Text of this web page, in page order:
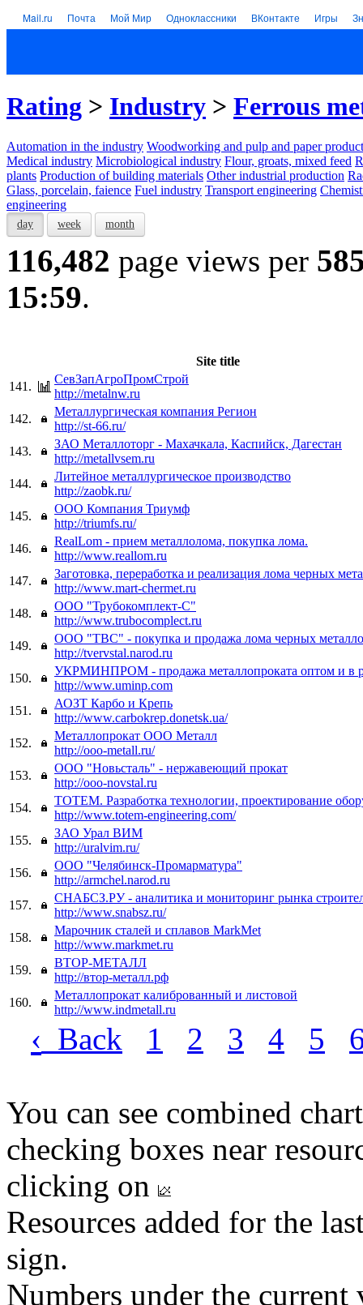
Mail.ru Почта Мой Мир Одноклассники ВКонтакте Игры
Rating > Industry > Ferrous
Automation in the industry Woodworking and pulp and paper
Medical industry Microbiological industry Flour, groats, mixed feed
plants Production of building materials Other industrial production
Glass, porcelain, faience Fuel industry Transport engineering
engineering
day week month
116,482 page views per
15:59.
Site title
141.
СевЗапАгроПромСтрой
http://metalnw.ru
142.
Металлургическая компания Регион
http://st-66.ru/
143.
ЗАО Металлоторг - Махачкала, Каспийск, Дагестан
http://metallvsem.ru
144.
Литейное металлургическое производство
http://zaobk.ru/
145.
ООО Компания Триумф
http://triumfs.ru/
146.
RealLom - прием металлолома, покупка лома.
http://www.reallom.ru
147.
Заготовка, переработка и реализация лома черных
http://www.mart-chermet.ru
148.
ООО "Трубокомплект-С"
http://www.trubocomplect.ru
149.
ООО "ТВС" - покупка и продажа лома черных
http://tvervstal.narod.ru
150.
УКРМИНПРОМ - продажа металлопроката оптом и в
http://www.uminp.com
151.
АОЗТ Карбо и Крепь
http://www.carbokrep.donetsk.ua/
152.
Металлопрокат ООО Металл
http://ooo-metall.ru/
153.
ООО "Новьсталь" - нержавеющий прокат
http://ooo-novstal.ru
154.
ТОТЕМ. Разработка технологии, проектирование
http://www.totem-engineering.com/
155.
ЗАО Урал ВИМ
http://uralvim.ru/
156.
ООО "Челябинск-Промарматура"
http://armchel.narod.ru
157.
СНАБСЗ.РУ - аналитика и мониторинг рынка
http://www.snabsz.ru/
158.
Марочник сталей и сплавов MarkMet
http://www.markmet.ru
159.
ВТОР-МЕТАЛЛ
http://втор-металл.рф
160.
Металлопрокат калиброванный и листовой
http://www.indmetall.ru
‹ Back 1 2 3 4 5
You can see combined
checking boxes near
clicking on
Resources added for the
sign.
Numbers under the